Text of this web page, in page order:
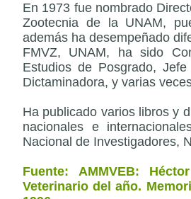
En 1973 fue nombrado
Zootecnia de la UNAM,
además ha desempeñado
FMVZ, UNAM, ha sido
Estudios de Posgrado,
Dictaminadora, y varias
Ha publicado varios libros y
nacionales e
Nacional de Investigadores,
Fuente: AMMVEB:
Veterinario del año.